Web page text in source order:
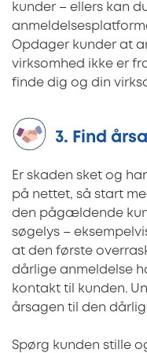
kunder – ellers kan
Opdager kunder at
virksomhed ikke er
finde dig og din
3. Find
Er skaden sket og
på nettet, så start
den pågældende
søgelys –
at den første
dårlige anmeldelse
kontakt til kunden.
årsagen til den
Spørg kunden stille